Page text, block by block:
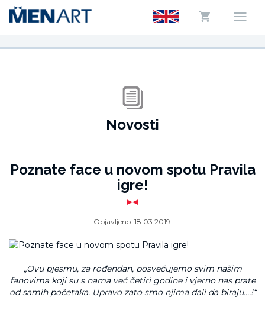
Novosti
Poznate face u novom spotu Pravila
igre!
Objavljeno: 18.03.2019.
„Ovu pjesmu, za rođendan, posvećujemo svim našim
fanovima koji su s nama već četiri godine i vjerno nas prate
od samih početaka. Upravo zato smo njima dali da biraju....!“